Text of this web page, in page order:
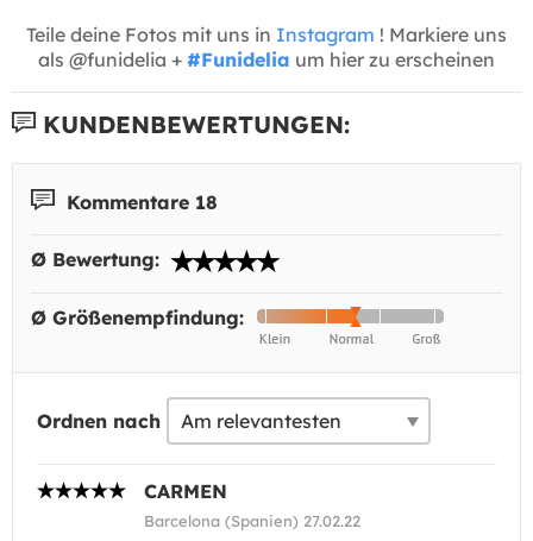
Teile deine Fotos mit uns in Instagram ! Markiere uns
als @funidelia + #Funidelia um hier zu erscheinen
KUNDENBEWERTUNGEN:
Kommentare 18
Ø Bewertung:
Ø Größenempfindung:
Ordnen nach
CARMEN
Barcelona (Spanien) 27.02.22